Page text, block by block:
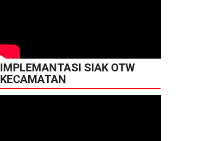
IMPLEMANTASI SIAK OTW
KECAMATAN